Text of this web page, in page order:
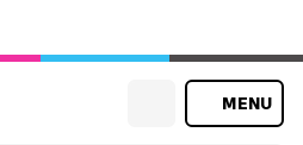
MENU